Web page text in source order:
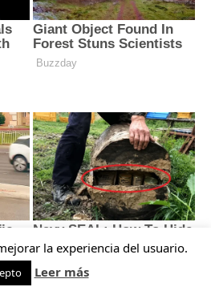
la experiencia del usuario.
Leer más